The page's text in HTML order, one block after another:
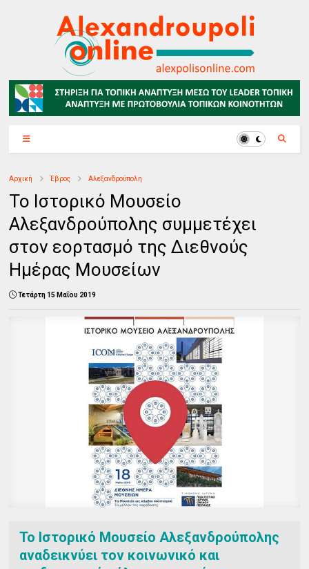
Αρχική Έβρος Αλεξανδρούπολη
Το Ιστορικό Μουσείο
Αλεξανδρούπολης συμμετέχει
στον εορτασμό της Διεθνούς
Ημέρας Μουσείων
Τετάρτη 15 Μαΐου 2019
Το Ιστορικό Μουσείο Αλεξανδρούπολης
αναδεικνύει τον κοινωνικό και